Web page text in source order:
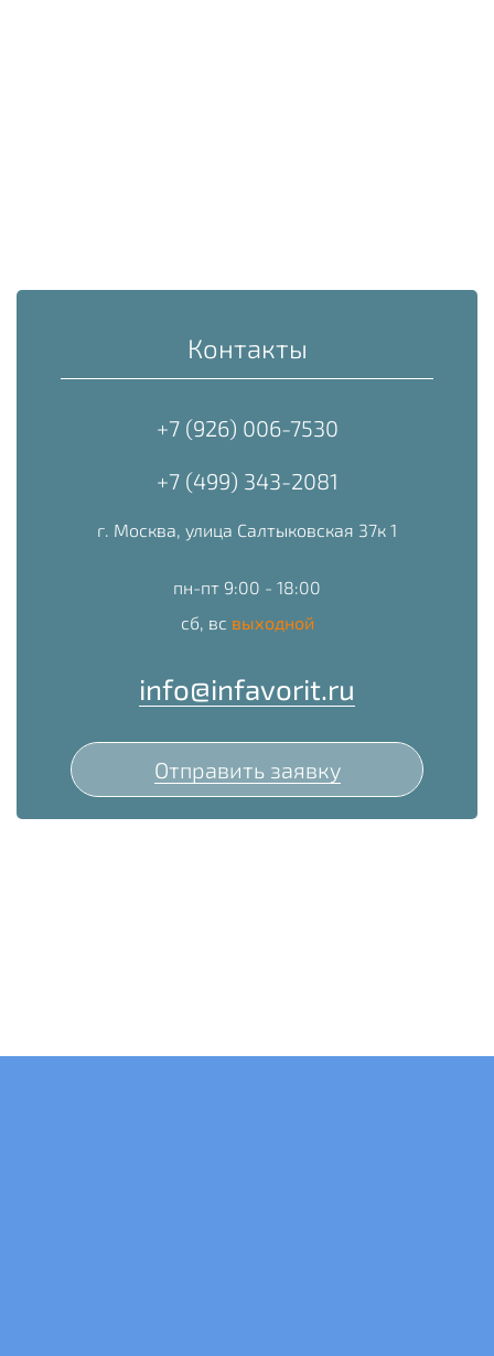
Контакты
+7 (926) 006-7530
+7 (499) 343-2081
г. Москва, улица Салтыковская 37к 1
пн-пт 9:00 - 18:00
сб, вс выходной
info@infavorit.ru
Отправить заявку